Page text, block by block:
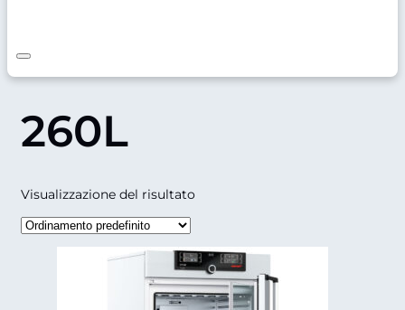
260L
Visualizzazione del risultato